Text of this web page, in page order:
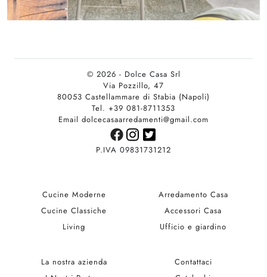
© 2026 - Dolce Casa Srl
Via Pozzillo, 47
80053 Castellammare di Stabia (Napoli)
Tel. +39 081-8711353
Email dolcecasaarredamenti@gmail.com
P.IVA 09831731212
Cucine Moderne
Cucine Classiche
Living
Arredamento Casa
Accessori Casa
Ufficio e giardino
La nostra azienda
Contattaci